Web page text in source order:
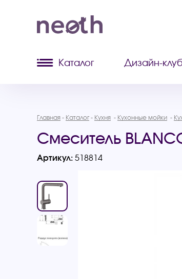
Каталог Дизайн-
Главная Каталог Кухня Кухонные мойки
Смеситель
Артикул: 518814